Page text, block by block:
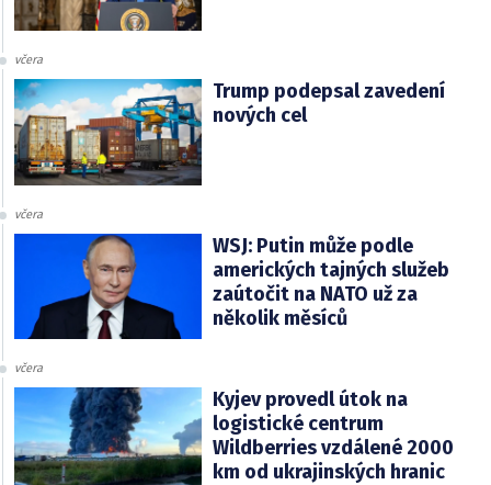
včera
Trump podepsal zavedení
nových cel
včera
WSJ: Putin může podle
amerických tajných služeb
zaútočit na NATO už za
několik měsíců
včera
Kyjev provedl útok na
logistické centrum
Wildberries vzdálené 2000
km od ukrajinských hranic